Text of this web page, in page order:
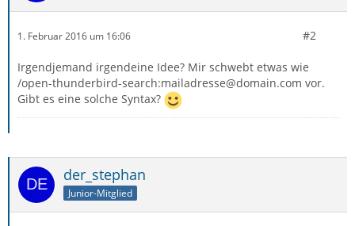
1. Februar 2016 um 16:06 #2
Irgendjemand irgendeine Idee? Mir schwebt etwas wie
/open-thunderbird-search:mailadresse@domain.com vor.
Gibt es eine solche Syntax?
der_stephan
Junior-Mitglied